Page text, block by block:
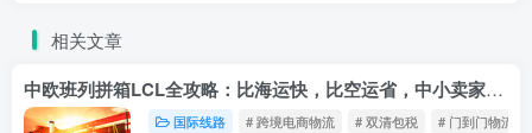
相关文章
中欧班列拼箱LCL全攻略：比海运快，比空运省，中小卖家的物流新宠！
国际线路 # 跨境电商物流 # 双清包税 # 门到门物流